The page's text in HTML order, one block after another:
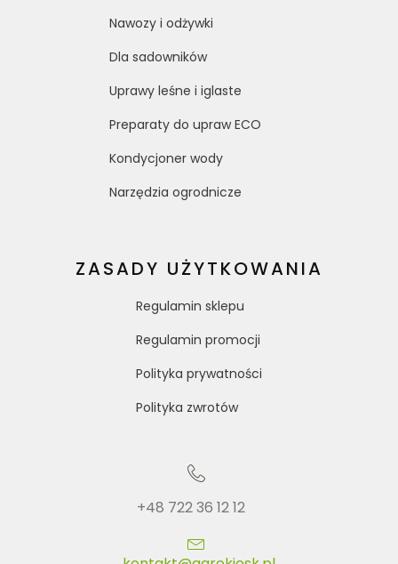
Nawozy i odżywki
Dla sadowników
Uprawy leśne i iglaste
Preparaty do upraw ECO
Kondycjoner wody
Narzędzia ogrodnicze
ZASADY UŻYTKOWANIA
Regulamin sklepu
Regulamin promocji
Polityka prywatności
Polityka zwrotów
+48 722 36 12 12